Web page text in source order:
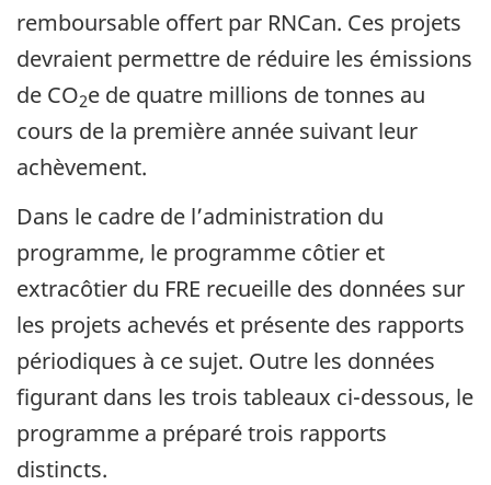
remboursable offert par RNCan. Ces projets
devraient permettre de réduire les émissions
de CO2e de quatre millions de tonnes au
cours de la première année suivant leur
achèvement.
Dans le cadre de l’administration du
programme, le programme côtier et
extracôtier du FRE recueille des données sur
les projets achevés et présente des rapports
périodiques à ce sujet. Outre les données
figurant dans les trois tableaux ci-dessous, le
programme a préparé trois rapports
distincts.